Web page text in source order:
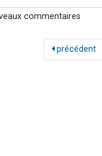
commentaires
précédent